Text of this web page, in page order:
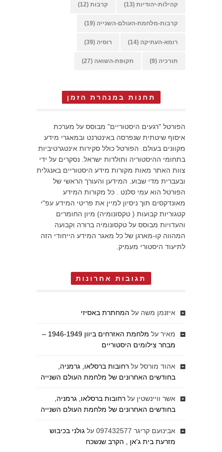
קהילות-יהודיות (13) קרבות (12)
קרבות-מלחמת-העולם-השנייה (19)
רומא-העתיקה (14) רוסיה (39)
תורכיה (9) תקופת-השואה (27)
תחנות במנהרת הזמן
הפורטל "רגעים היסטוריים" מבוסס על מערכת
איסוף שיטתית שנפרסה באינטרנט ובמאגרי מידע
מקוונים בעולם. הפורטל כולל סקירות אינטגרטיביות
בתחומי ההיסטוריה ותולדות ישראל. נסקרים על ידי
צוות האתר מאות מקורות מידע היסטוריים באנגלית
ובעברית מדי שבוע. המידען והעורך הראשי של
הפורטל הוא עמי סלנט . כל מקורות המידע
מאונדקסים תוך ניסיון למיין את פריטי המידע עפ"י
קטגוריות קבועות ( טקסונומיה) מיון החומרים
והעדויות מבוסס על טקסונומיה ברורה וקבועה
המהווה קו-מארגן של כל מאגר המידע הייחודי הזה
לתיעוד היסטורי מעמיק.
תגובות אחרונות
איזנמן משה על המחתרת באסיזי
מאיר על
מלחמת האזרחים ביוון 1946-1949 –
מבחר צילומים היסטוריים
אהוד מורסל על רחובות ברסלאו, גרמניה,
בחודשים האחרונים של מלחמת העולם השנייה
אשר וויינשטין על רחובות ברסלאו, גרמניה,
בחודשים האחרונים של מלחמת העולם השנייה
אבינועם קריגר 097432577 על גולני בכיבוש
מזרעת בית ג'אן , הקרב שנשכח